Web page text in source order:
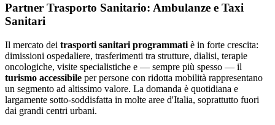
Partner Trasporto Sanitario: Ambulanze e Taxi
Sanitari
Il mercato dei trasporti sanitari programmati è in forte crescita:
dimissioni ospedaliere, trasferimenti tra strutture, dialisi, terapie
oncologiche, visite specialistiche e — sempre più spesso — il
turismo accessibile per persone con ridotta mobilità rappresentano
un segmento ad altissimo valore. La domanda è quotidiana e
largamente sotto-soddisfatta in molte aree d'Italia, soprattutto fuori
dai grandi centri urbani.